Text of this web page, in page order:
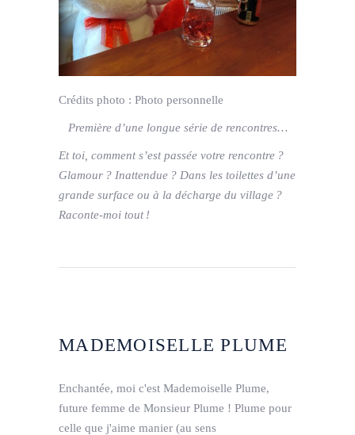
Crédits photo : Photo personnelle
Première d’une longue série de rencontres…
Et toi, comment s’est passée votre rencontre ?
Glamour ? Inattendue ? Dans les toilettes d’une
grande surface ou à la décharge du village ?
Raconte-moi tout !
MADEMOISELLE PLUME
Enchantée, moi c'est Mademoiselle Plume,
future femme de Monsieur Plume ! Plume pour
celle que j'aime manier (au sens